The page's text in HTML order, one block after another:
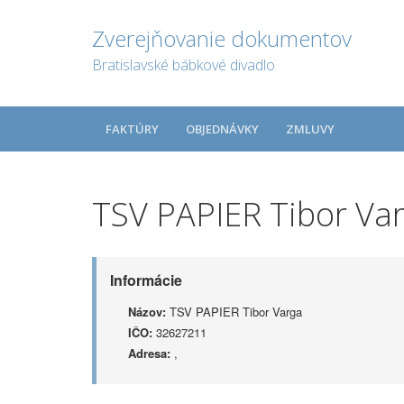
Zverejňovanie dokumentov
Bratislavské bábkové divadlo
FAKTÚRY OBJEDNÁVKY ZMLUVY
TSV PAPIER Tibor
Informácie
Názov: TSV PAPIER Tibor Varga
IČO: 32627211
Adresa: ,